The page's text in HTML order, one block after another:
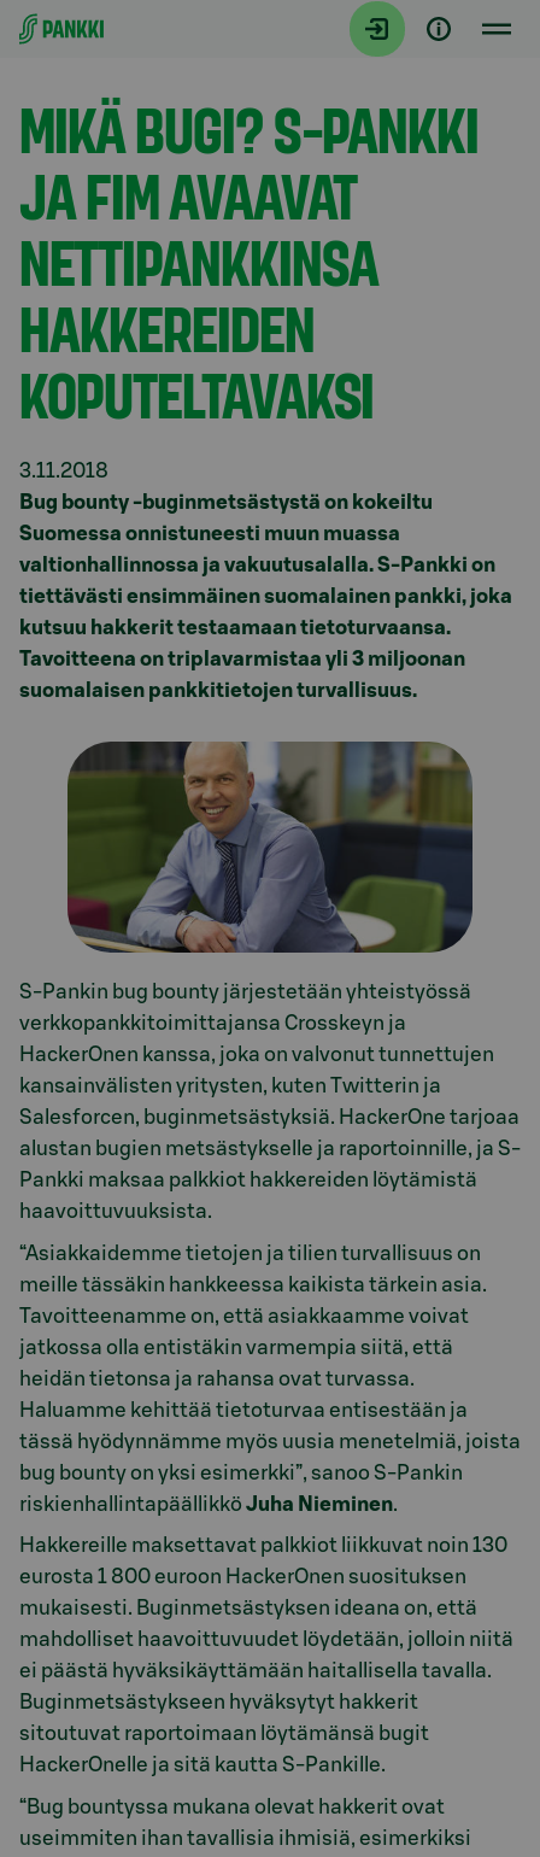
Siirry suoraan sisältöön
Tiedotteet
MIKÄ BUGI? S-PANKKI
JA FIM AVAAVAT
NETTIPANKKINSA
HAKKEREIDEN
KOPUTELTAVAKSI
3.11.2018
Bug bounty -buginmetsästystä on kokeiltu
Suomessa onnistuneesti muun muassa
valtionhallinnossa ja vakuutusalalla. S-Pankki on
tiettävästi ensimmäinen suomalainen pankki, joka
kutsuu hakkerit testaamaan tietoturvaansa.
Tavoitteena on triplavarmistaa yli 3 miljoonan
suomalaisen pankkitietojen turvallisuus.
S-Pankin bug bounty järjestetään yhteistyössä
verkkopankkitoimittajansa Crosskeyn ja
HackerOnen kanssa, joka on valvonut tunnettujen
kansainvälisten yritysten, kuten Twitterin ja
Salesforcen, buginmetsästyksiä. HackerOne tarjoaa
alustan bugien metsästykselle ja raportoinnille, ja S-
Pankki maksaa palkkiot hakkereiden löytämistä
haavoittuvuuksista.
“Asiakkaidemme tietojen ja tilien turvallisuus on
meille tässäkin hankkeessa kaikista tärkein asia.
Tavoitteenamme on, että asiakkaamme voivat
jatkossa olla entistäkin varmempia siitä, että
heidän tietonsa ja rahansa ovat turvassa.
Haluamme kehittää tietoturvaa entisestään ja
tässä hyödynnämme myös uusia menetelmiä, joista
bug bounty on yksi esimerkki”, sanoo S-Pankin
riskienhallintapäällikkö Juha Nieminen.
Hakkereille maksettavat palkkiot liikkuvat noin 130
eurosta 1 800 euroon HackerOnen suosituksen
mukaisesti. Buginmetsästyksen ideana on, että
mahdolliset haavoittuvuudet löydetään, jolloin niitä
ei päästä hyväksikäyttämään haitallisella tavalla.
Buginmetsästykseen hyväksytyt hakkerit
sitoutuvat raportoimaan löytämänsä bugit
HackerOnelle ja sitä kautta S-Pankille.
“Bug bountyssa mukana olevat hakkerit ovat
useimmiten ihan tavallisia ihmisiä, esimerkiksi